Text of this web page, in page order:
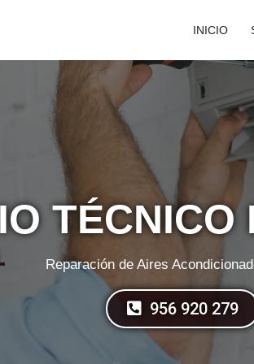
INICIO
TÉCNICO
Reparación de Aires
956 920 279